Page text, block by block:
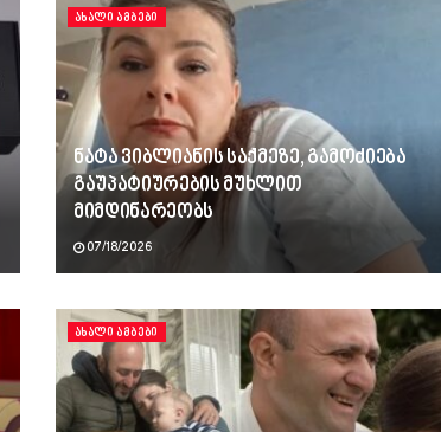
ᲐᲮᲐᲚᲘ ᲐᲛᲑᲔᲑᲘ
ნატა ვიბლიანის საქმეზე, გამოძიება
გაუპატიურების მუხლით
მიმდინარეობს
07/18/2026
ᲐᲮᲐᲚᲘ ᲐᲛᲑᲔᲑᲘ